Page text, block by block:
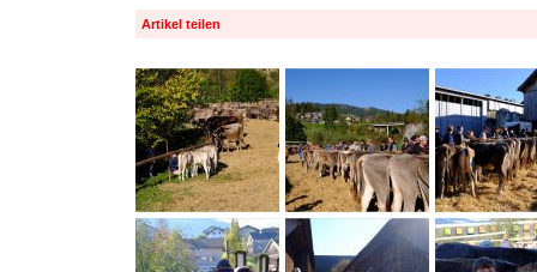
Artikel teilen